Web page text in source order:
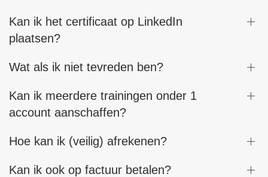
Kan ik het certificaat op LinkedIn
plaatsen?
Wat als ik niet tevreden ben?
Kan ik meerdere trainingen onder 1
account aanschaffen?
Hoe kan ik (veilig) afrekenen?
Kan ik ook op factuur betalen?